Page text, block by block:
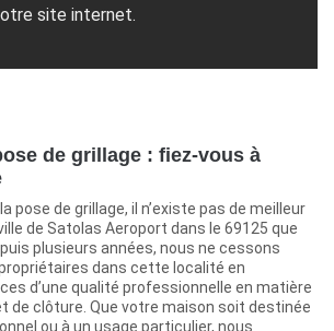
site internet.
de grillage : fiez-vous à
pose de grillage, il n’existe pas de meilleur
de Satolas Aeroport dans le 69125 que
plusieurs années, nous ne cessons
dans cette localité en
d’une qualité professionnelle en matière
de clôture. Que votre maison soit destinée
ou à un usage particulier, nous